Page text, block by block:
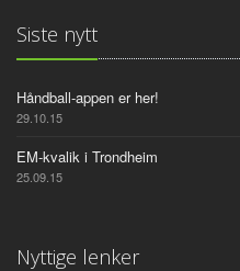
Siste nytt
Håndball-appen er her!
29.10.15
EM-kvalik i Trondheim
25.09.15
Nyttige lenker